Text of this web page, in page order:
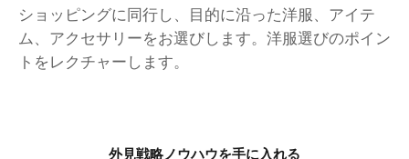
ショッピングに同行し、目的に沿った洋服、アイテ
ム、アクセサリーをお選びします。洋服選びのポイン
トをレクチャーします。
外見戦略ノウハウを手に入れる